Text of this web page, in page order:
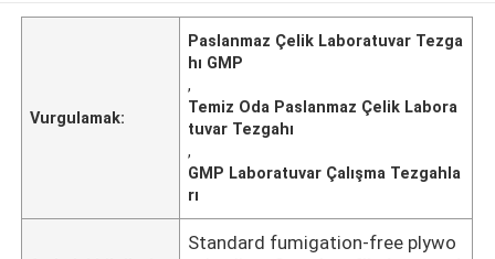
Vurgulamak:
Paslanmaz Çelik Laboratuvar Tezga
hı GMP
,
Temiz Oda Paslanmaz Çelik Labora
tuvar Tezgahı
,
GMP Laboratuvar Çalışma Tezgahla
rı
Standard fumigation-free plywo